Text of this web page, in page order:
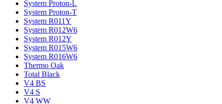
System Proton-L
System Proton-T
System R011Y
System R012W6
System R012Y
System R015W6
System R016W6
Thermo Oak
Total Black
V4 BS
V4 S
V4 WW